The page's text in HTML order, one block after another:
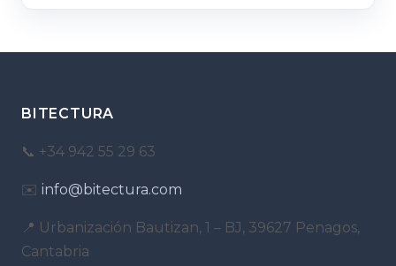
BITECTURA
📞 +34 942 55 29 63
✉️ info@bitectura.com
📍 Urbanización Bautizan, 1 – BJ, 39627 Penagos,
Cantabria